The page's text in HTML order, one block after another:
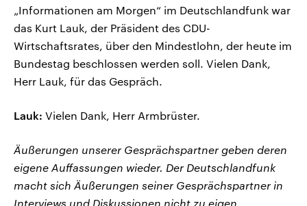
„Informationen am Morgen“ im Deutschlandfunk war
das Kurt Lauk, der Präsident des CDU-
Wirtschaftsrates, über den Mindestlohn, der heute im
Bundestag beschlossen werden soll. Vielen Dank,
Herr Lauk, für das Gespräch.
Lauk: Vielen Dank, Herr Armbrüster.
Äußerungen unserer Gesprächspartner geben deren
eigene Auffassungen wieder. Der Deutschlandfunk
macht sich Äußerungen seiner Gesprächspartner in
Interviews und Diskussionen nicht zu eigen.